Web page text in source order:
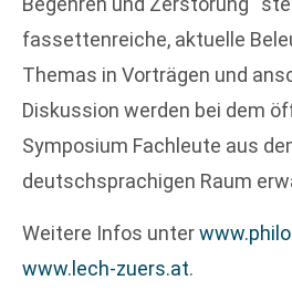
fassettenreiche, aktuelle
Themas in Vorträgen und
Diskussion werden bei dem
Symposium Fachleute aus
deutschsprachigen Raum
Weitere Infos unter
www.lech-zuers.at.